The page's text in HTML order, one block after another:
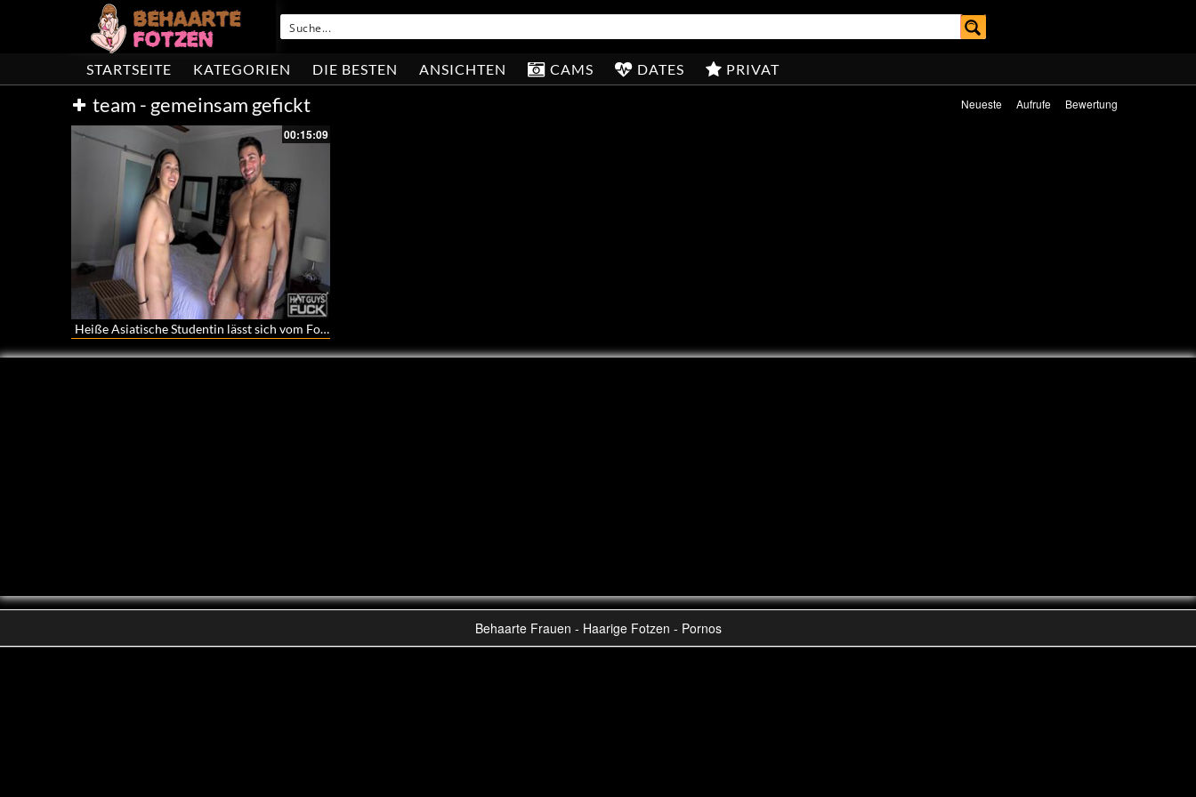
STARTSEITE KATEGORIEN DIE BESTEN ANSICHTEN CAMS DATES PRIVAT
team - gemeinsam gefickt Neueste Aufrufe Bewertung
00:15:09
Heiße Asiatische Studentin lässt sich vom Football Team vögeln
Behaarte Frauen - Haarige Fotzen - Pornos